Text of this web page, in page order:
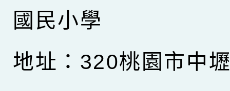
國民小學
地址：320桃園市中